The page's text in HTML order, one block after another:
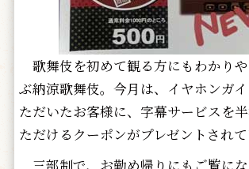
歌舞伎を初めて観る方にもわかり
ぶ納涼歌舞伎。今月は、イヤホンガ
ただいたお客様に、字幕サービスを
ただけるクーポンがプレゼントされて